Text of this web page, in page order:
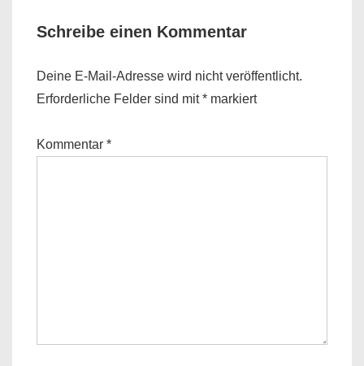
Schreibe einen Kommentar
Deine E-Mail-Adresse wird nicht veröffentlicht.
Erforderliche Felder sind mit* markiert
Kommentar *